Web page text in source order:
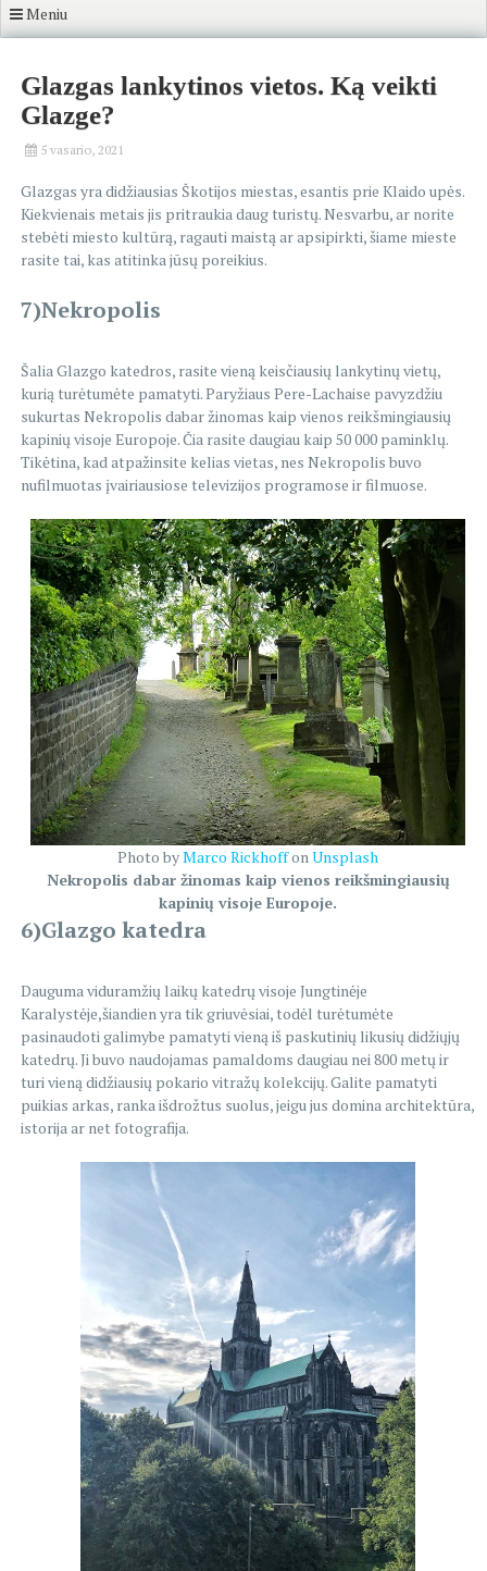
Meniu
Glazgas lankytinos vietos. Ką veikti
Glazge?
5 vasario, 2021
Glazgas yra didžiausias Škotijos miestas, esantis prie Klaido upės.
Kiekvienais metais jis pritraukia daug turistų. Nesvarbu, ar norite
stebėti miesto kultūrą, ragauti maistą ar apsipirkti, šiame mieste
rasite tai, kas atitinka jūsų poreikius.
7)Nekropolis
Šalia Glazgo katedros, rasite vieną keisčiausių lankytinų vietų,
kurią turėtumėte pamatyti. Paryžiaus Pere-Lachaise pavyzdžiu
sukurtas Nekropolis dabar žinomas kaip vienos reikšmingiausių
kapinių visoje Europoje. Čia rasite daugiau kaip 50 000 paminklų.
Tikėtina, kad atpažinsite kelias vietas, nes Nekropolis buvo
nufilmuotas įvairiausiose televizijos programose ir filmuose.
Photo byMarco RickhoffonUnsplash
Nekropolis dabar žinomas kaip vienos reikšmingiausių
kapinių visoje Europoje.
6)Glazgo katedra
Dauguma viduramžių laikų katedrų visoje Jungtinėje
Karalystėje,šiandien yra tik griuvėsiai, todėl turėtumėte
pasinaudoti galimybe pamatyti vieną iš paskutinių likusių didžiųjų
katedrų. Ji buvo naudojamas pamaldoms daugiau nei 800 metų ir
turi vieną didžiausių pokario vitražų kolekcijų. Galite pamatyti
puikias arkas, ranka išdrožtus suolus, jeigu jus domina architektūra,
istorija ar net fotografija.